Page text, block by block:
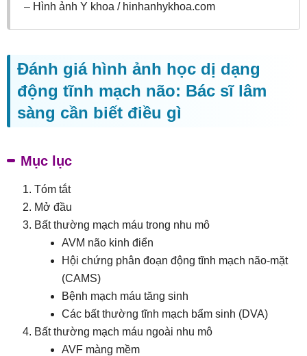
– Hình ảnh Y khoa / hinhanhykhoa.com
Đánh giá hình ảnh học dị dạng
động tĩnh mạch não: Bác sĩ lâm
sàng cần biết điều gì
Mục lục
Tóm tắt
Mở đầu
Bất thường mạch máu trong nhu mô
AVM não kinh điển
Hội chứng phân đoạn động tĩnh mạch não-mặt
(CAMS)
Bệnh mạch máu tăng sinh
Các bất thường tĩnh mạch bẩm sinh (DVA)
Bất thường mạch máu ngoài nhu mô
AVF màng mềm